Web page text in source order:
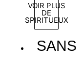
VOIR PLUS
DE
SPIRITUEUX
SANS